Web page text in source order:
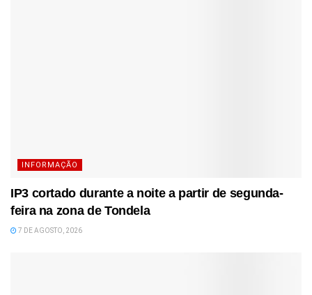
INFORMAÇÃO
IP3 cortado durante a noite a partir de segunda-
feira na zona de Tondela
7 DE AGOSTO, 2026